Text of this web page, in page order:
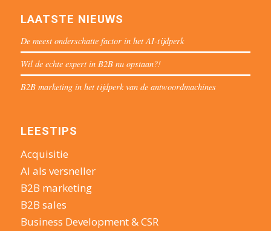
LAATSTE NIEUWS
De meest onderschatte factor in het AI-tijdperk
Wil de echte expert in B2B nu opstaan?!
B2B marketing in het tijdperk van de antwoordmachines
LEESTIPS
Acquisitie
AI als versneller
B2B marketing
B2B sales
Business Development & CSR